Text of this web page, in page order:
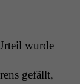
wurde
gefällt,